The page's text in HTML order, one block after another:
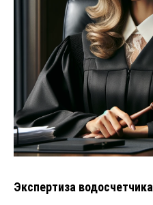
Экспертиза водосчетчика